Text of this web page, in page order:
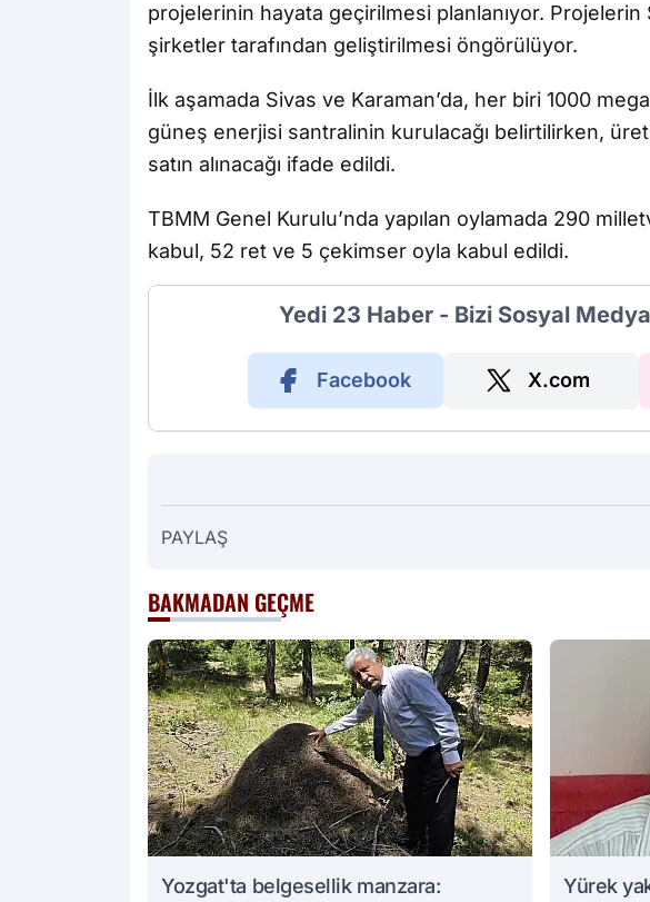
projelerinin hayata geçirilmesi planlanıyor.
şirketler tarafından geliştirilmesi öngörülüyor.
İlk aşamada Sivas ve Karaman’da, her biri 1000
güneş enerjisi santralinin kurulacağı belirtilirken,
satın alınacağı ifade edildi.
TBMM Genel Kurulu’nda yapılan oylamada 290
kabul, 52 ret ve 5 çekimser oyla kabul edildi.
Yedi 23 Haber - Bizi Sosyal
Facebook X.com
PAYLAŞ
BAKMADAN GEÇME
Yozgat'ta belgesellik manzara:
Yürek